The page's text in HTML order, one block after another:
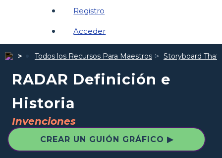
Registro
Acceder
Todos los Recursos Para Maestros Storyboard That
RADAR Definición e
Historia
Invenciones
CREAR UN GUIÓN GRÁFICO ▶